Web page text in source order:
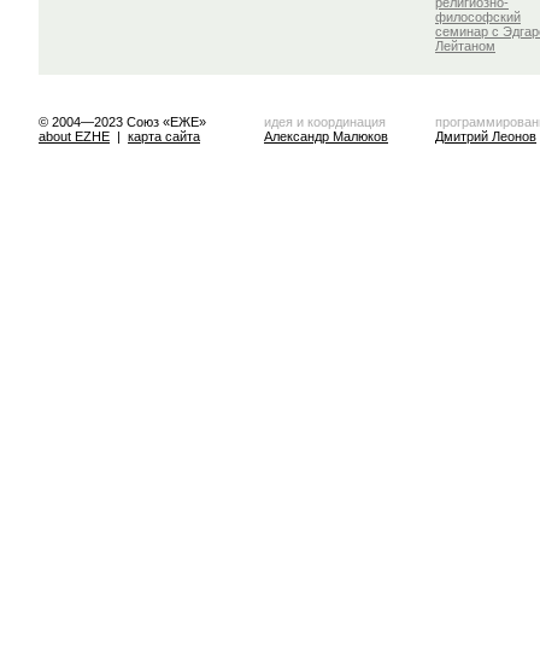
философский
семинар с
Лейтаном
© 2004—2023 Союз «ЕЖЕ»
about EZHE | карта сайта
идея и координация
Александр Малюков
Дмитрий Леонов